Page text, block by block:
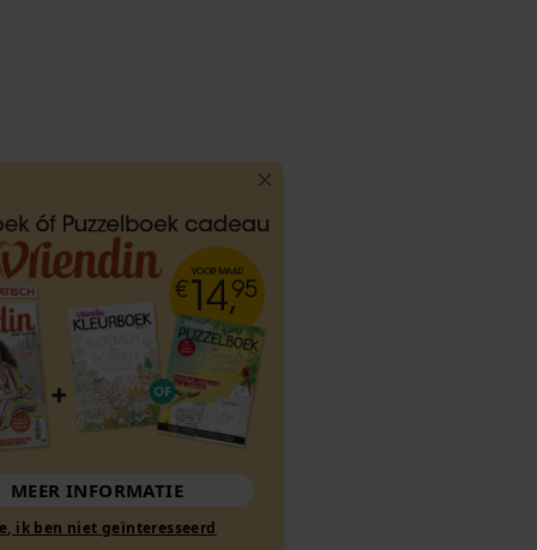
MEER INFORMATIE
Nee, ik ben niet geïnteresseerd